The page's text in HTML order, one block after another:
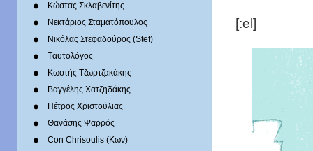
Κώστας Σκλαβενίτης
Νεκτάριος Σταματόπουλος
Νικόλας Στεφαδούρος (Stef)
Tαυτολόγος
Κωστής Τζωρτζακάκης
Βαγγέλης Χατζηδάκης
Πέτρος Χριστούλιας
Θανάσης Ψαρρός
Con Chrisoulis (Κων)
[:el]